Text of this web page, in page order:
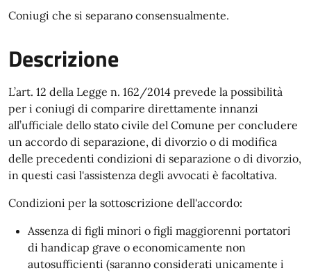
Coniugi che si separano consensualmente.
Descrizione
L’art. 12 della Legge n. 162/2014 prevede la possibilità
per i coniugi di comparire direttamente innanzi
all’ufficiale dello stato civile del Comune per concludere
un accordo di separazione, di divorzio o di modifica
delle precedenti condizioni di separazione o di divorzio,
in questi casi l'assistenza degli avvocati è facoltativa.
Condizioni per la sottoscrizione dell'accordo:
Assenza di figli minori o figli maggiorenni portatori
di handicap grave o economicamente non
autosufficienti (saranno considerati unicamente i